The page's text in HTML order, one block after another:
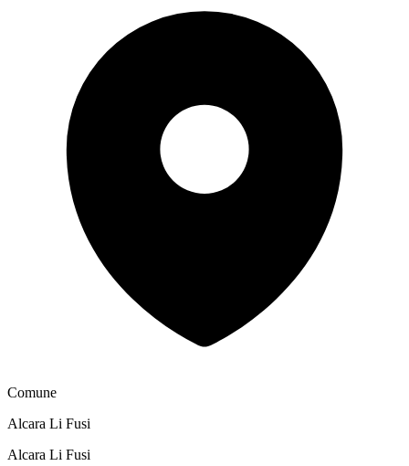
Comune
Alcara Li Fusi
Alcara Li Fusi